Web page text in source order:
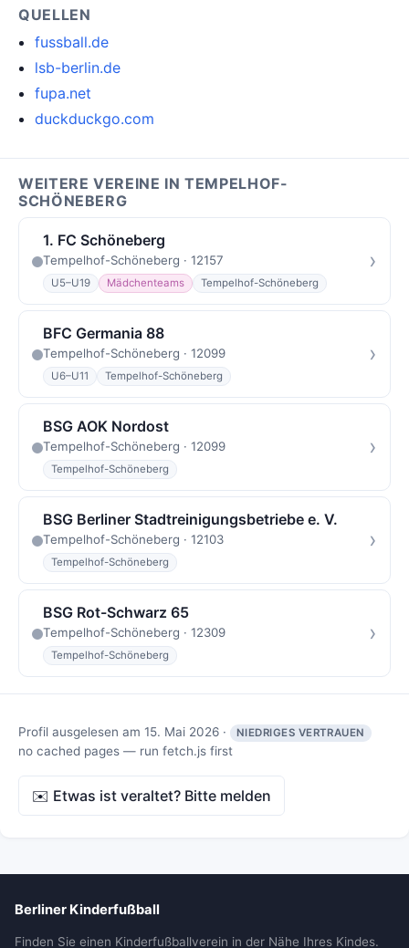
QUELLEN
fussball.de
lsb-berlin.de
fupa.net
duckduckgo.com
WEITERE VEREINE IN TEMPELHOF-
SCHÖNEBERG
1. FC Schöneberg
Tempelhof-Schöneberg · 12157
U5–U19 Mädchenteams Tempelhof-Schöneberg
›
BFC Germania 88
Tempelhof-Schöneberg · 12099
U6–U11 Tempelhof-Schöneberg
›
BSG AOK Nordost
Tempelhof-Schöneberg · 12099
Tempelhof-Schöneberg
›
BSG Berliner Stadtreinigungsbetriebe e. V.
Tempelhof-Schöneberg · 12103
Tempelhof-Schöneberg
›
BSG Rot-Schwarz 65
Tempelhof-Schöneberg · 12309
Tempelhof-Schöneberg
›
Profil ausgelesen am 15. Mai 2026 · NIEDRIGES VERTRAUEN
no cached pages — run fetch.js first
✉️ Etwas ist veraltet? Bitte melden
Berliner Kinderfußball
Finden Sie einen Kinderfußballverein in der Nähe Ihres Kindes.